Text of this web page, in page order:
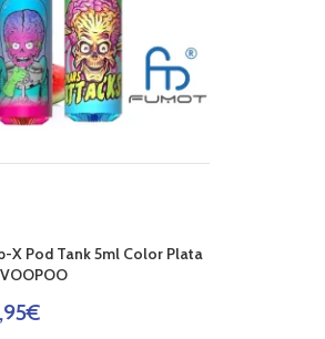
X Pod Tank 5ml Color Plata
€